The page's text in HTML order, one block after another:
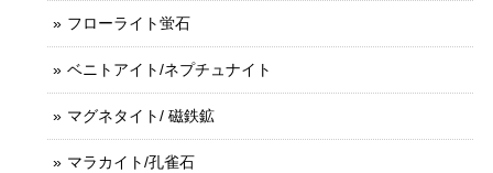
フローライト蛍石
ベニトアイト/ネプチュナイト
マグネタイト/ 磁鉄鉱
マラカイト/孔雀石